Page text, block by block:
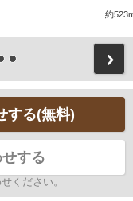
約
する(無料)
する
ください。